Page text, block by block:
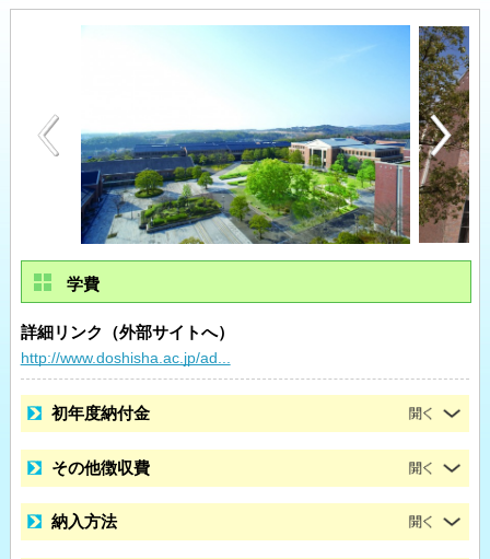
学費
詳細リンク（外部サイトへ）
http://www.doshisha.ac.jp/ad...
初年度納付金
その他徴収費
納入方法